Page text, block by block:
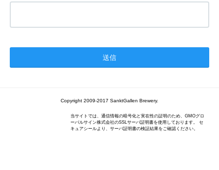
Copyright 2009-2017 SanktGallen Brewery.
当サイトでは、通信情報の暗号化と実在性の証明のため、GMOグロ
ーバルサイン株式会社のSSLサーバ証明書を使用しております。 セ
キュアシールより、サーバ証明書の検証結果をご確認ください。